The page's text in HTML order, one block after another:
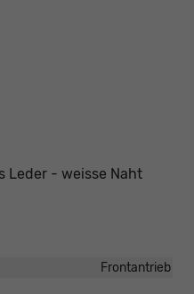
Leder - weisse Naht
Frontantrieb